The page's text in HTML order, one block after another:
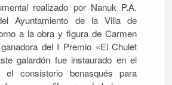
realizado por Nanuk P.A.
Ayuntamiento de la Villa de
a la obra y figura de Carmen
del I Premio «El Chulet
galardón fue instaurado en el
consistorio benasqués para